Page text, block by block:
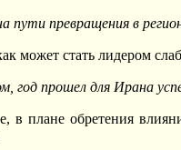
пути превращения в
может стать лидером
год прошел для Ирана
в плане обретения